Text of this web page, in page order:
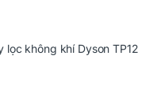
lọc không khí Dyson TP12